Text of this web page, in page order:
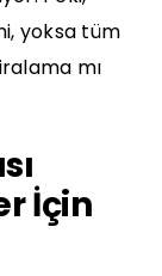
yoksa tüm
mı
İçin